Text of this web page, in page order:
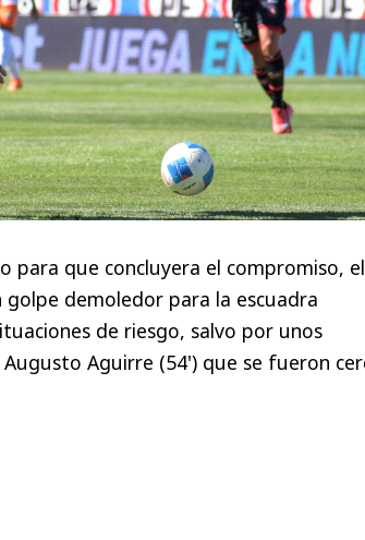
para que concluyera el compromiso, el
demoledor para la escuadra
de riesgo, salvo por unos
Aguirre (54') que se fueron